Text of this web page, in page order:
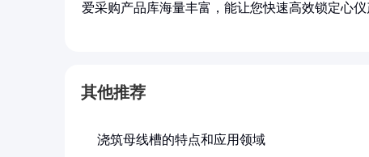
爱采购产品库海量丰富，能让您快速高效锁定心
其他推荐
浇筑母线槽的特点和应用领域